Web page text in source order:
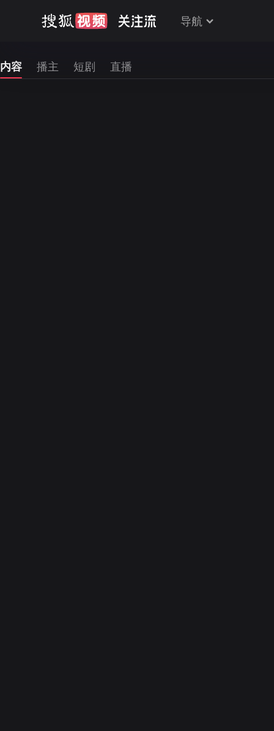
导航
内容 播主 短剧 直播